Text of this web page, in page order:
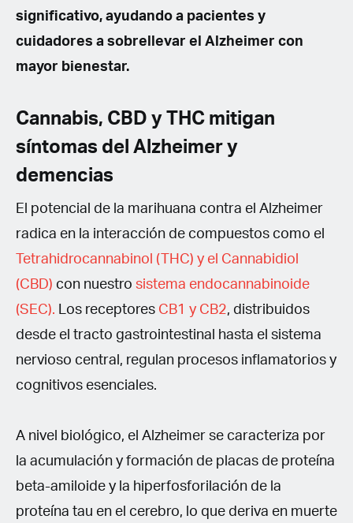
significativo, ayudando a pacientes y
cuidadores a sobrellevar el Alzheimer con
mayor bienestar.
Cannabis, CBD y THC mitigan
síntomas del Alzheimer y
demencias
El potencial de la marihuana contra el Alzheimer
radica en la interacción de compuestos como el
Tetrahidrocannabinol (THC) y el Cannabidiol
(CBD) con nuestro sistema endocannabinoide
(SEC). Los receptores CB1 y CB2, distribuidos
desde el tracto gastrointestinal hasta el sistema
nervioso central, regulan procesos inflamatorios y
cognitivos esenciales.
A nivel biológico, el Alzheimer se caracteriza por
la acumulación y formación de placas de proteína
beta-amiloide y la hiperfosforilación de la
proteína tau en el cerebro, lo que deriva en muerte